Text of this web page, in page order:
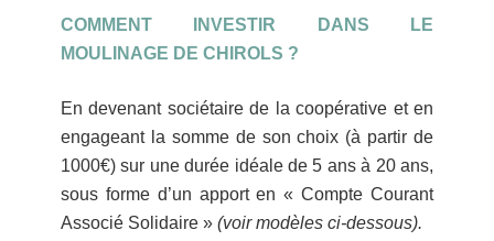
COMMENT INVESTIR DANS LE
MOULINAGE DE CHIROLS ?
En devenant sociétaire de la coopérative et en
engageant la somme de son choix (à partir de
1000€) sur une durée idéale de 5 ans à 20 ans,
sous forme d’un apport en « Compte Courant
Associé Solidaire » (voir modèles ci-dessous).